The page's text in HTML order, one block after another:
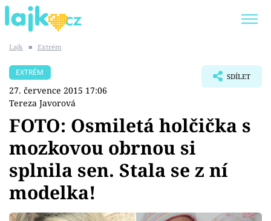
SHOPAHOLICADEL
Témata
Showbyznys
Youtubeři
Lajk ■ Extrém
EXTRÉM
27. července 2015 17:06
Tereza Javorová
SDÍLET
FOTO: Osmiletá holčička s
mozkovou obrnou si
splnila sen. Stala se z ní
modelka!